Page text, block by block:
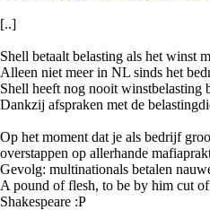
[..]
Shell betaalt belasting als het winst
Alleen niet meer in NL sinds het
Shell heeft nog nooit winstbelasting
Dankzij afspraken met de
Op het moment dat je als bedrijf
overstappen op allerhande
Gevolg: multinationals betalen
A pound of flesh, to be by him cut
Shakespeare :P